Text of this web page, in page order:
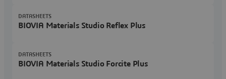
BIOVIA Materials Studio Reflex Plus
DATASHEETS
BIOVIA Materials Studio Forcite Plus
DATASHEETS